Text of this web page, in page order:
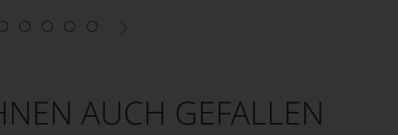
AUCH GEFALLEN